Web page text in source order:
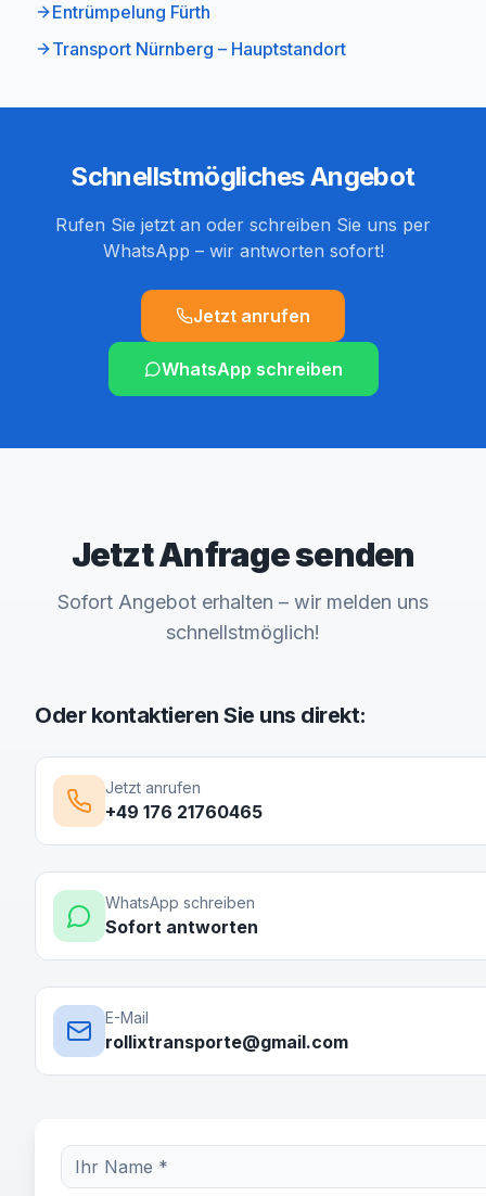
Entrümpelung Fürth
Transport Nürnberg – Hauptstandort
Schnellstmögliches Angebot
Rufen Sie jetzt an oder schreiben Sie uns per
WhatsApp – wir antworten sofort!
Jetzt anrufen
WhatsApp schreiben
Jetzt Anfrage senden
Sofort Angebot erhalten – wir melden uns
schnellstmöglich!
Oder kontaktieren Sie uns direkt:
Jetzt anrufen
+49 176 21760465
WhatsApp schreiben
Sofort antworten
E-Mail
rollixtransporte@gmail.com